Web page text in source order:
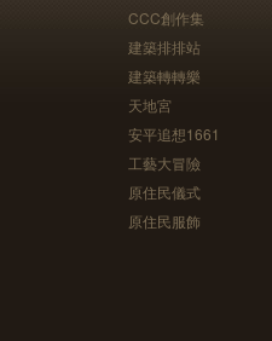
CCC創作集
建築排排站
建築轉轉樂
天地宮
安平追想1661
工藝大冒險
原住民儀式
原住民服飾